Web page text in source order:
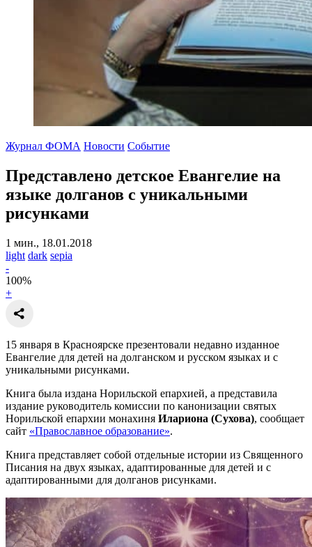
Журнал ФОМА Новости Событие
Представлено детское Евангелие на
языке долганов с уникальными
рисунками
1 мин., 18.01.2018
light dark sepia
-
100%
+
15 января в Красноярске презентовали недавно изданное
Евангелие для детей на долганском и русском языках и с
уникальными рисунками.
Книга была издана Норильской епархией, а представила
издание руководитель комиссии по канонизации святых
Норильской епархии монахиня Илариона (Сухова), сообщает
сайт «Православное образование».
Книга представляет собой отдельные истории из Священного
Писания на двух языках, адаптированные для детей и с
адаптированными для долганов рисунками.